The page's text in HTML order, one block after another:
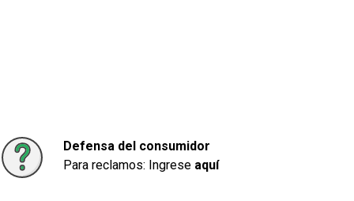
Defensa del consumidor
Para reclamos: Ingrese aquí